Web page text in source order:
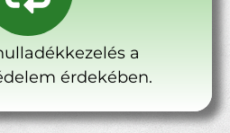
a
érdekében.